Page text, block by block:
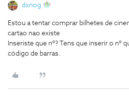
dxnog
Estou a tentar comprar bilhetes de
cartao nao existe
Inseriste que nº? Tens que inserir o nº
código de barras.